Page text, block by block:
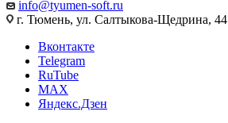
info@tyumen-soft.ru
г. Тюмень, ул. Салтыкова-Щедрина, 44
Вконтакте
Telegram
RuTube
MAX
Яндекс.Дзен